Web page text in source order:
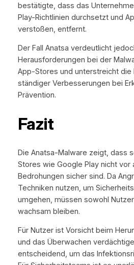
bestätigte, dass das
Play-Richtlinien durchsetzt und
verstoßen, entfernt.
Der Fall Anatsa verdeutlicht
Herausforderungen bei der
App-Stores und unterstreicht
ständiger Verbesserungen bei
Prävention.
Fazit
Die Anatsa-Malware zeigt, dass
Stores wie Google Play nicht vor
Bedrohungen sicher sind. Da
Techniken nutzen, um
umgehen, müssen sowohl
wachsam bleiben.
Für Nutzer ist Vorsicht beim
und das Überwachen
entscheidend, um das